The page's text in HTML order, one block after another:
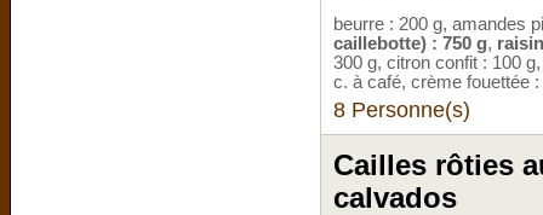
beurre : 200 g, amandes
caillebotte) : 750 g,
300 g, citron confit : 100
c. à café, crème fouettée
8 Personne(s)
Cailles rôties
calvados